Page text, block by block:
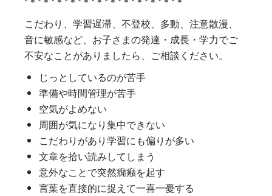
こだわり、学習遅滞、不登校、多動、注意散漫、
音に敏感など、お子さまの発達・成長・学力でご
不安なことがありましたら、ご相談ください。
じっとしているのが苦手
準備や時間管理が苦手
空気がよめない
周囲が気になり集中できない
こだわりがあり学習にも偏りが多い
文章を拾い読みしてしまう
意外なことで突然癇癪を起す
言葉を直接的に捉えて一喜一憂する